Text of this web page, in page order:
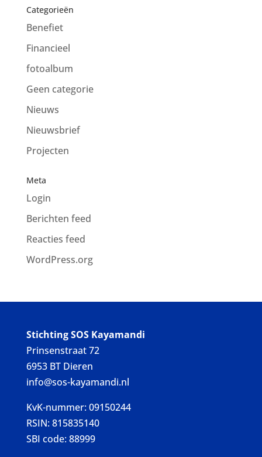
Categorieën
Benefiet
Financieel
fotoalbum
Geen categorie
Nieuws
Nieuwsbrief
Projecten
Meta
Login
Berichten feed
Reacties feed
WordPress.org
Stichting SOS Kayamandi
Prinsenstraat 72
6953 BT Dieren
info@sos-kayamandi.nl
KvK-nummer: 09150244
RSIN: 815835140
SBI code: 88999